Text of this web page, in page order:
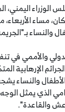
اليمني،
مساء
والنساء
والأممي في
الإرهابية
والنساء
الذي يمثل الوجه
والقاعدة".